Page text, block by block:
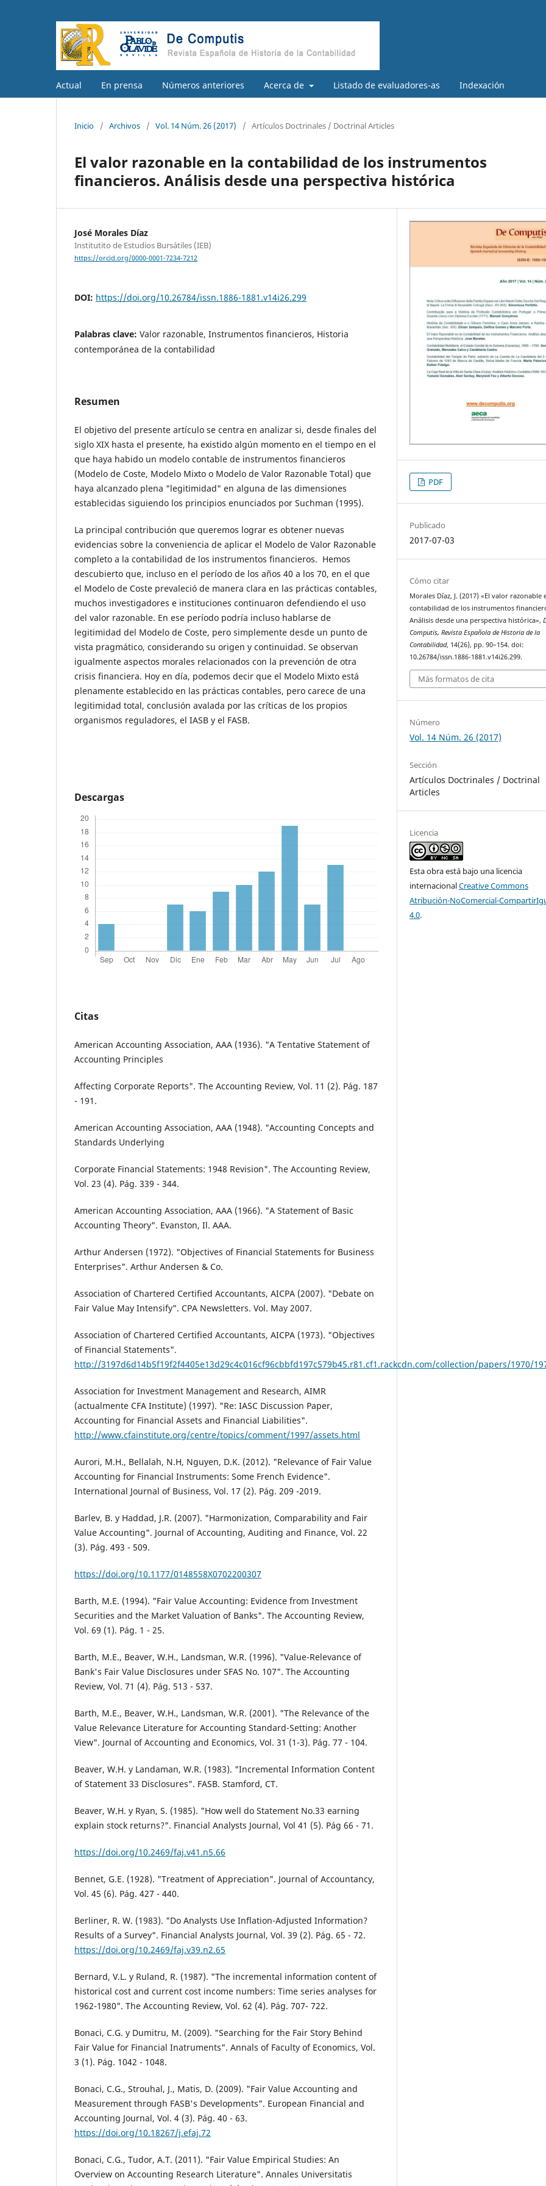
Actual En prensa Números anteriores Acerca de Listado de evaluadores-as Indexación
Inicio / Archivos / Vol. 14 Núm. 26 (2017) / Artículos Doctrinales / Doctrinal Articles
El valor razonable en la contabilidad de los instrumentos
financieros. Análisis desde una perspectiva histórica
José Morales Díaz
Institutito de Estudios Bursátiles (IEB)
https://orcid.org/0000-0001-7234-7212
DOI: https://doi.org/10.26784/issn.1886-1881.v14i26.299
Palabras clave: Valor razonable, Instrumentos financieros, Historia
contemporánea de la contabilidad
Resumen
El objetivo del presente artículo se centra en analizar si, desde finales del
siglo XIX hasta el presente, ha existido algún momento en el tiempo en el
que haya habido un modelo contable de instrumentos financieros
(Modelo de Coste, Modelo Mixto o Modelo de Valor Razonable Total) que
haya alcanzado plena "legitimidad" en alguna de las dimensiones
establecidas siguiendo los principios enunciados por Suchman (1995).
La principal contribución que queremos lograr es obtener nuevas
evidencias sobre la conveniencia de aplicar el Modelo de Valor Razonable
completo a la contabilidad de los instrumentos financieros. Hemos
descubierto que, incluso en el período de los años 40 a los 70, en el que
el Modelo de Coste prevaleció de manera clara en las prácticas contables,
muchos investigadores e instituciones continuaron defendiendo el uso
del valor razonable. En ese período podría incluso hablarse de
legitimidad del Modelo de Coste, pero simplemente desde un punto de
vista pragmático, considerando su origen y continuidad. Se observan
igualmente aspectos morales relacionados con la prevención de otra
crisis financiera. Hoy en día, podemos decir que el Modelo Mixto está
plenamente establecido en las prácticas contables, pero carece de una
legitimidad total, conclusión avalada por las críticas de los propios
organismos reguladores, el IASB y el FASB.
Descargas
Citas
American Accounting Association, AAA (1936). "A Tentative Statement of
Accounting Principles
Affecting Corporate Reports". The Accounting Review, Vol. 11 (2). Pág. 187
- 191.
American Accounting Association, AAA (1948). "Accounting Concepts and
Standards Underlying
Corporate Financial Statements: 1948 Revision". The Accounting Review,
Vol. 23 (4). Pág. 339 - 344.
American Accounting Association, AAA (1966). "A Statement of Basic
Accounting Theory". Evanston, Il. AAA.
Arthur Andersen (1972). "Objectives of Financial Statements for Business
Enterprises". Arthur Andersen & Co.
Association of Chartered Certified Accountants, AICPA (2007). "Debate on
Fair Value May Intensify". CPA Newsletters. Vol. May 2007.
Association of Chartered Certified Accountants, AICPA (1973). "Objectives
of Financial Statements".
http://3197d6d14b5f19f2f4405e13d29c4c016cf96cbbfd197c579b45.r81.cf1.rackcdn.com/collection/papers/1970/
Association for Investment Management and Research, AIMR
(actualmente CFA Institute) (1997). "Re: IASC Discussion Paper,
Accounting for Financial Assets and Financial Liabilities".
http://www.cfainstitute.org/centre/topics/comment/1997/assets.html
Aurori, M.H., Bellalah, N.H, Nguyen, D.K. (2012). "Relevance of Fair Value
Accounting for Financial Instruments: Some French Evidence".
International Journal of Business, Vol. 17 (2). Pág. 209 -2019.
Barlev, B. y Haddad, J.R. (2007). "Harmonization, Comparability and Fair
Value Accounting". Journal of Accounting, Auditing and Finance, Vol. 22
(3). Pág. 493 - 509.
https://doi.org/10.1177/0148558X0702200307
Barth, M.E. (1994). "Fair Value Accounting: Evidence from Investment
Securities and the Market Valuation of Banks". The Accounting Review,
Vol. 69 (1). Pág. 1 - 25.
Barth, M.E., Beaver, W.H., Landsman, W.R. (1996). "Value-Relevance of
Bank's Fair Value Disclosures under SFAS No. 107". The Accounting
Review, Vol. 71 (4). Pág. 513 - 537.
Barth, M.E., Beaver, W.H., Landsman, W.R. (2001). "The Relevance of the
Value Relevance Literature for Accounting Standard-Setting: Another
View". Journal of Accounting and Economics, Vol. 31 (1-3). Pág. 77 - 104.
Beaver, W.H. y Landaman, W.R. (1983). "Incremental Information Content
of Statement 33 Disclosures". FASB. Stamford, CT.
Beaver, W.H. y Ryan, S. (1985). "How well do Statement No.33 earning
explain stock returns?". Financial Analysts Journal, Vol 41 (5). Pág 66 - 71.
https://doi.org/10.2469/faj.v41.n5.66
Bennet, G.E. (1928). "Treatment of Appreciation". Journal of Accountancy,
Vol. 45 (6). Pág. 427 - 440.
Berliner, R. W. (1983). "Do Analysts Use Inflation-Adjusted Information?
Results of a Survey". Financial Analysts Journal, Vol. 39 (2). Pág. 65 - 72.
https://doi.org/10.2469/faj.v39.n2.65
Bernard, V.L. y Ruland, R. (1987). "The incremental information content of
historical cost and current cost income numbers: Time series analyses for
1962-1980". The Accounting Review, Vol. 62 (4). Pág. 707- 722.
Bonaci, C.G. y Dumitru, M. (2009). "Searching for the Fair Story Behind
Fair Value for Financial Inatruments". Annals of Faculty of Economics, Vol.
3 (1). Pág. 1042 - 1048.
Bonaci, C.G., Strouhal, J., Matis, D. (2009). "Fair Value Accounting and
Measurement through FASB's Developments". European Financial and
Accounting Journal, Vol. 4 (3). Pág. 40 - 63.
https://doi.org/10.18267/j.efaj.72
Bonaci, C.G., Tudor, A.T. (2011). "Fair Value Empirical Studies: An
Overview on Accounting Research Literature". Annales Universitatis
PDF
Publicado
2017-07-03
Cómo citar
Morales Díaz, J. (2017) «El valor razonable
contabilidad de los instrumentos
Análisis desde una perspectiva histórica»,
Computis, Revista Española de Historia de la
Contabilidad, 14(26), pp. 90–154. doi:
10.26784/issn.1886-1881.v14i26.299.
Más formatos de cita
Número
Vol. 14 Núm. 26 (2017)
Sección
Artículos Doctrinales / Doctrinal
Articles
Licencia
Esta obra está bajo una licencia
internacionalCreative Commons
Atribución-NoComercial-
4.0.